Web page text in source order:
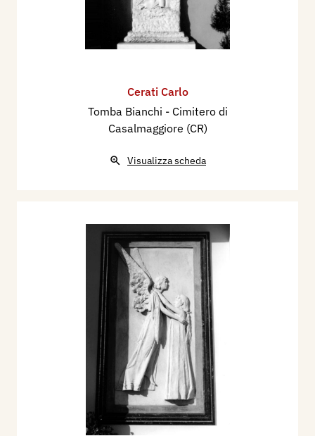
Cerati Carlo
Tomba Bianchi - Cimitero di
Casalmaggiore (CR)
Visualizza scheda